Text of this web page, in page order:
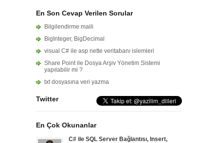
En Son Cevap Verilen Sorular
Bilgilendirme maili
BigInteger, BigDecimal
visual C# ile asp nette veritabanı islemleri
Share Point ile Dosya Arşiv Yönetim Sistemi
yapılabilir mi ?
txt dosyasına veri yazma
Twitter
En Çok Okunanlar
C# ile SQL Server Bağlantısı, Insert,